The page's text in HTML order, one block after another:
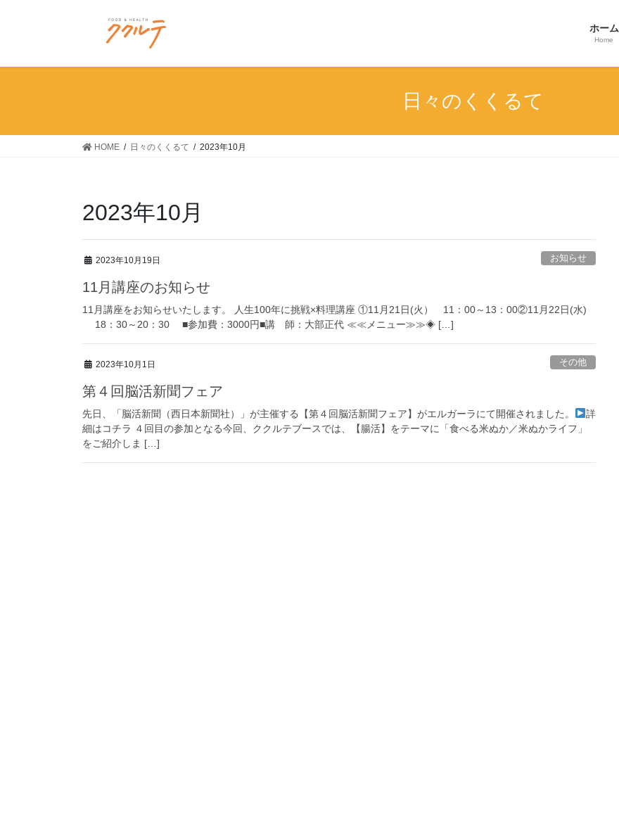
ホーム
Home
日々のくくるて
HOME 日々のくくるて 2023年10月
2023年10月
2023年10月19日 お知らせ
11月講座のお知らせ
11月講座をお知らせいたします。 人生100年に挑戦×料理講座 ①11月21日(火） 11：00～13：00②11月22日(水)
18：30～20：30 ■参加費：3000円■講 師：大部正代 ≪≪メニュー≫≫◈ […]
2023年10月1日 その他
第４回脳活新聞フェア
先日、「脳活新聞（西日本新聞社）」が主催する【第４回脳活新聞フェア】がエルガーラにて開催されました。
詳
細はコチラ ４回目の参加となる今回、ククルテブースでは、【腸活】をテーマに「食べる米ぬか／米ぬかライフ」
をご紹介しま […]